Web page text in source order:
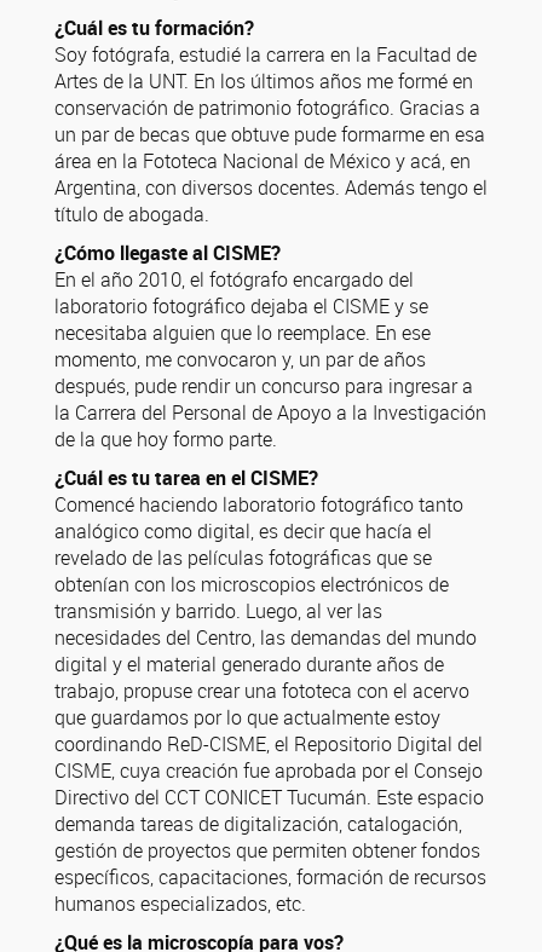
¿Cuál es tu formación?
Soy fotógrafa, estudié la carrera en la Facultad de
Artes de la UNT. En los últimos años me formé en
conservación de patrimonio fotográfico. Gracias a
un par de becas que obtuve pude formarme en esa
área en la Fototeca Nacional de México y acá, en
Argentina, con diversos docentes. Además tengo el
título de abogada.
¿Cómo llegaste al CISME?
En el año 2010, el fotógrafo encargado del
laboratorio fotográfico dejaba el CISME y se
necesitaba alguien que lo reemplace. En ese
momento, me convocaron y, un par de años
después, pude rendir un concurso para ingresar a
la Carrera del Personal de Apoyo a la Investigación
de la que hoy formo parte.
¿Cuál es tu tarea en el CISME?
Comencé haciendo laboratorio fotográfico tanto
analógico como digital, es decir que hacía el
revelado de las películas fotográficas que se
obtenían con los microscopios electrónicos de
transmisión y barrido. Luego, al ver las
necesidades del Centro, las demandas del mundo
digital y el material generado durante años de
trabajo, propuse crear una fototeca con el acervo
que guardamos por lo que actualmente estoy
coordinando ReD-CISME, el Repositorio Digital del
CISME, cuya creación fue aprobada por el Consejo
Directivo del CCT CONICET Tucumán. Este espacio
demanda tareas de digitalización, catalogación,
gestión de proyectos que permiten obtener fondos
específicos, capacitaciones, formación de recursos
humanos especializados, etc.
¿Qué es la microscopía para vos?